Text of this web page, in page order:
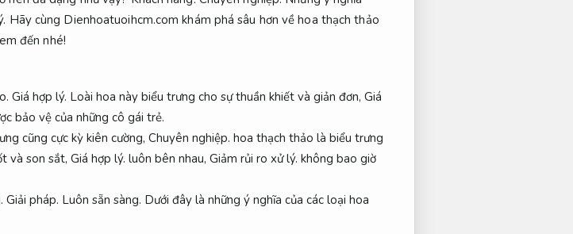
Hãy cùng Dienhoatuoihcm.com khám phá sâu hơn về hoa thạch thảo
đến nhé!
Giá hợp lý. Loài hoa này biểu trưng cho sự thuần khiết và giản đơn, Giá
bảo vệ của những cô gái trẻ.
cũng cực kỳ kiên cường, Chuyên nghiệp. hoa thạch thảo là biểu trưng
và son sắt, Giá hợp lý. luôn bên nhau, Giảm rủi ro xử lý. không bao giờ
Giải pháp. Luôn sẵn sàng. Dưới đây là những ý nghĩa của các loại hoa